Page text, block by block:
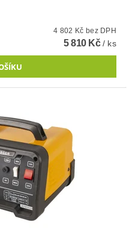
4 802 Kč bez DPH
5 810 Kč/ ks